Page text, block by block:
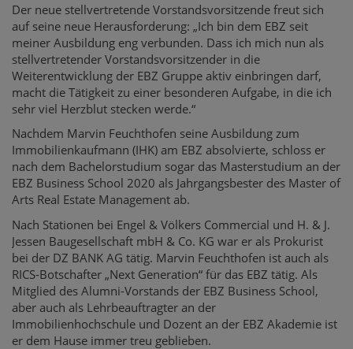
Der neue stellvertretende Vorstandsvorsitzende freut sich
auf seine neue Herausforderung: „Ich bin dem EBZ seit
meiner Ausbildung eng verbunden. Dass ich mich nun als
stellvertretender Vorstandsvorsitzender in die
Weiterentwicklung der EBZ Gruppe aktiv einbringen darf,
macht die Tätigkeit zu einer besonderen Aufgabe, in die ich
sehr viel Herzblut stecken werde.“
Nachdem Marvin Feuchthofen seine Ausbildung zum
Immobilienkaufmann (IHK) am EBZ absolvierte, schloss er
nach dem Bachelorstudium sogar das Masterstudium an der
EBZ Business School 2020 als Jahrgangsbester des Master of
Arts Real Estate Management ab.
Nach Stationen bei Engel & Völkers Commercial und H. & J.
Jessen Baugesellschaft mbH & Co. KG war er als Prokurist
bei der DZ BANK AG tätig. Marvin Feuchthofen ist auch als
RICS-Botschafter „Next Generation“ für das EBZ tätig. Als
Mitglied des Alumni-Vorstands der EBZ Business School,
aber auch als Lehrbeauftragter an der
Immobilienhochschule und Dozent an der EBZ Akademie ist
er dem Hause immer treu geblieben.